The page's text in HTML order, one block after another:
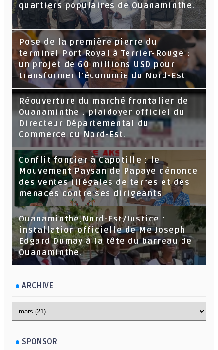
quartiers populaires de Ouanaminthe.
Pose de la première pierre du
terminal Port Royal à Terrier-Rouge :
un projet de 60 millions USD pour
transformer l’économie du Nord-Est
Réouverture du marché frontalier de
Ouanaminthe : plaidoyer officiel du
Directeur Départemental du
Commerce du Nord-Est.
Conflit foncier à Capotille : le
Mouvement Paysan de Papaye dénonce
des ventes illégales de terres et des
menaces contre ses dirigeants
Ouanaminthe,Nord-Est/Justice :
installation officielle de Me Joseph
Edgard Dumay à la tête du barreau de
Ouanaminthe.
ARCHIVE
SPONSOR